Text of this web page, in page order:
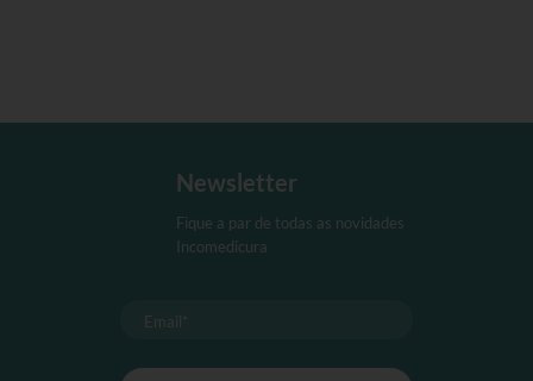
ser
seleccionadas
na
Newsletter
Fique a par de todas as novidades
Incomedicura